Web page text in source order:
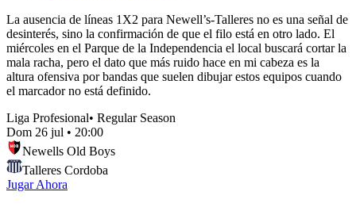
La ausencia de líneas 1X2 para Newell’s-Talleres no es una señal de
desinterés, sino la confirmación de que el filo está en otro lado. El
miércoles en el Parque de la Independencia el local buscará cortar la
mala racha, pero el dato que más ruido hace en mi cabeza es la
altura ofensiva por bandas que suelen dibujar estos equipos cuando
el marcador no está definido.
Liga Profesional• Regular Season
Dom 26 jul • 20:00
Newells Old Boys
Talleres Cordoba
Jugar Ahora